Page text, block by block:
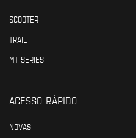
SCOOTER
TRAIL
MT SERIES
ACESSO RÁPIDO
NOVAS